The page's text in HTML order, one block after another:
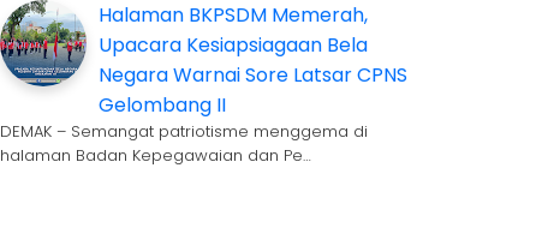
Halaman BKPSDM Memerah,
Upacara Kesiapsiagaan Bela
Negara Warnai Sore Latsar CPNS
Gelombang II
DEMAK – Semangat patriotisme menggema di
halaman Badan Kepegawaian dan Pe…